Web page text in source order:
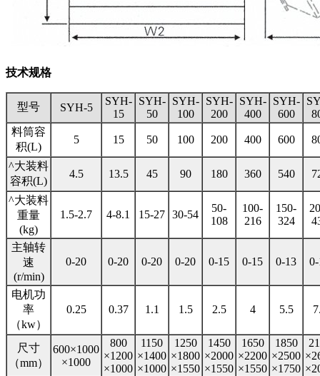
技术规格
型号 SYH-5
SYH-
15
SYH-
50
SYH-
100
SYH-
200
SYH-
400
SYH-
600
料筒容
积(L)
5 15 50 100 200 400 600
^大装料
容积(L)
4.5 13.5 45 90 180 360 540
^大装料
重量
(kg)
1.5-2.7 4-8.1 15-27 30-54
50-
108
100-
216
150-
324
主轴转
速
(r/min)
0-20 0-20 0-20 0-20 0-15 0-15 0-13
电机功
率
（kw）
0.25 0.37 1.1 1.5 2.5 4 5.5
尺寸
（mm）
600×1000
×1000
800
×1200
×1000
1150
×1400
×1000
1250
×1800
×1550
1450
×2000
×1550
1650
×2200
×1550
1850
×2500
×1750